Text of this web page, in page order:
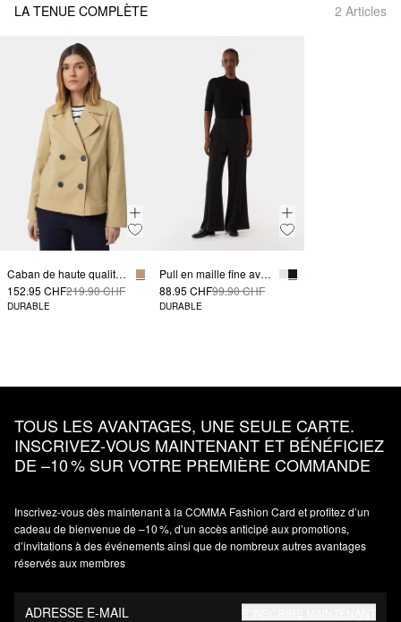
LA TENUE COMPLÈTE 2 Articles
Caban de haute qualité avec fermeture à double boutonnage
152.95 CHF219.90 CHF
DURABLE
Pull en maille fine avec un col montant
88.95 CHF99.90 CHF
DURABLE
TOUS LES AVANTAGES, UNE SEULE CARTE.
INSCRIVEZ‑VOUS MAINTENANT ET BÉNÉFICIEZ
DE –10 % SUR VOTRE PREMIÈRE COMMANDE
Inscrivez‑vous dès maintenant à la COMMA Fashion Card et profitez d’un
cadeau de bienvenue de –10 %, d’un accès anticipé aux promotions,
d’invitations à des événements ainsi que de nombreux autres avantages
réservés aux membres
ADRESSE E-MAIL